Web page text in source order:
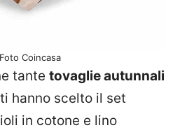
Foto Coincasa
tante tovaglie autunnali
hanno scelto il set
in cotone e lino